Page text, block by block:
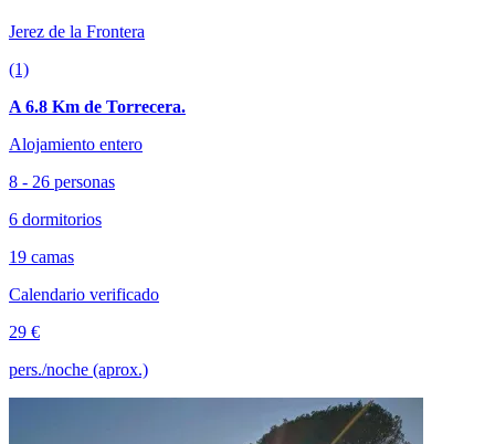
Jerez de la Frontera
(1)
A 6.8 Km de Torrecera.
Alojamiento entero
8 - 26 personas
6 dormitorios
19 camas
Calendario verificado
29 €
pers./noche (aprox.)